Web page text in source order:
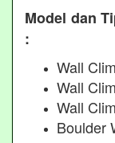
Model dan
:
Wall
Wall
Wall
Boulder